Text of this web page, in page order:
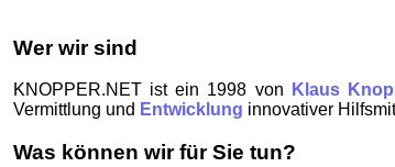
Wer wir sind
KNOPPER.NET ist ein 1998 von Klaus
Vermittlung und Entwicklung innovativer
Was können wir für Sie tun?